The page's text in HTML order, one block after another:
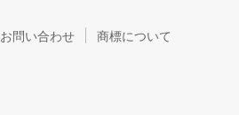
お問い合わせ 商標について